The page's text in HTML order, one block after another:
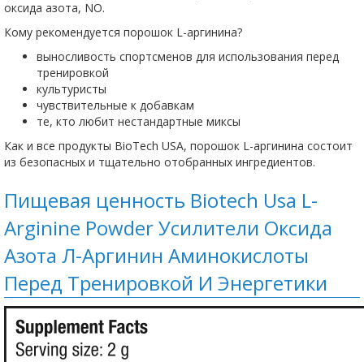
оксида азота, NO.
Кому рекомендуется порошок L-аргинина?
выносливость спортсменов для использования перед
тренировкой
культуристы
чувствительные к добавкам
те, кто любит нестандартные миксы
Как и все продукты BioTech USA, порошок L-аргинина состоит
из безопасных и тщательно отобранных ингредиентов.
Пищевая ценность Biotech Usa L-
Arginine Powder Усилители Оксида
Азота Л-Аргинин Аминокислоты
Пeред Тренировкой И Энергетики